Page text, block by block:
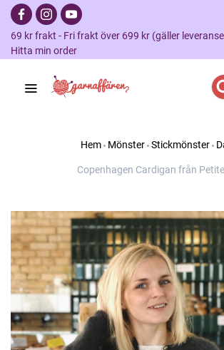
69 kr frakt - Fri frakt över 699 kr (gäller
Hitta min order
Hem Mönster Stickmönster
Copenhagen Cardigan från